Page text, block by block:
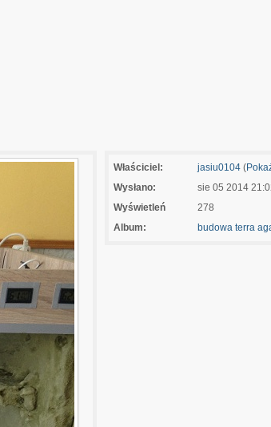
Właściciel: jasiu0104(
Wysłano:
sie 05 2014
Wyświetleń
278
Album:
budowa terra